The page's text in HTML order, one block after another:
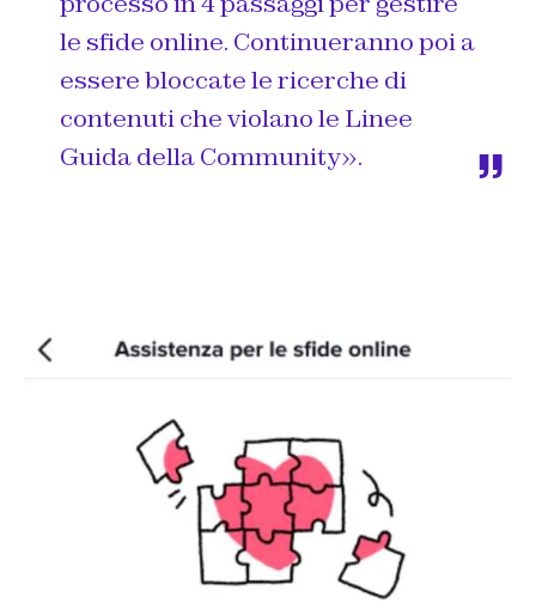
le sfide online. Continueranno poi a
essere bloccate le ricerche di
contenuti che violano le Linee
Guida della Community».